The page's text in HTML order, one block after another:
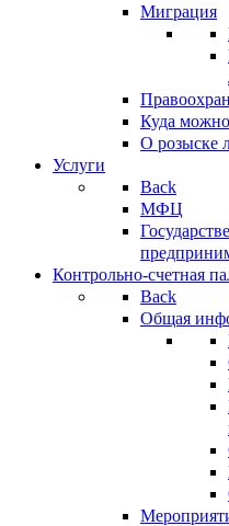
Миграция
Куда можно
О розыске
Услуги
Back
МФЦ
Контрольно-счетная
Back
Общая